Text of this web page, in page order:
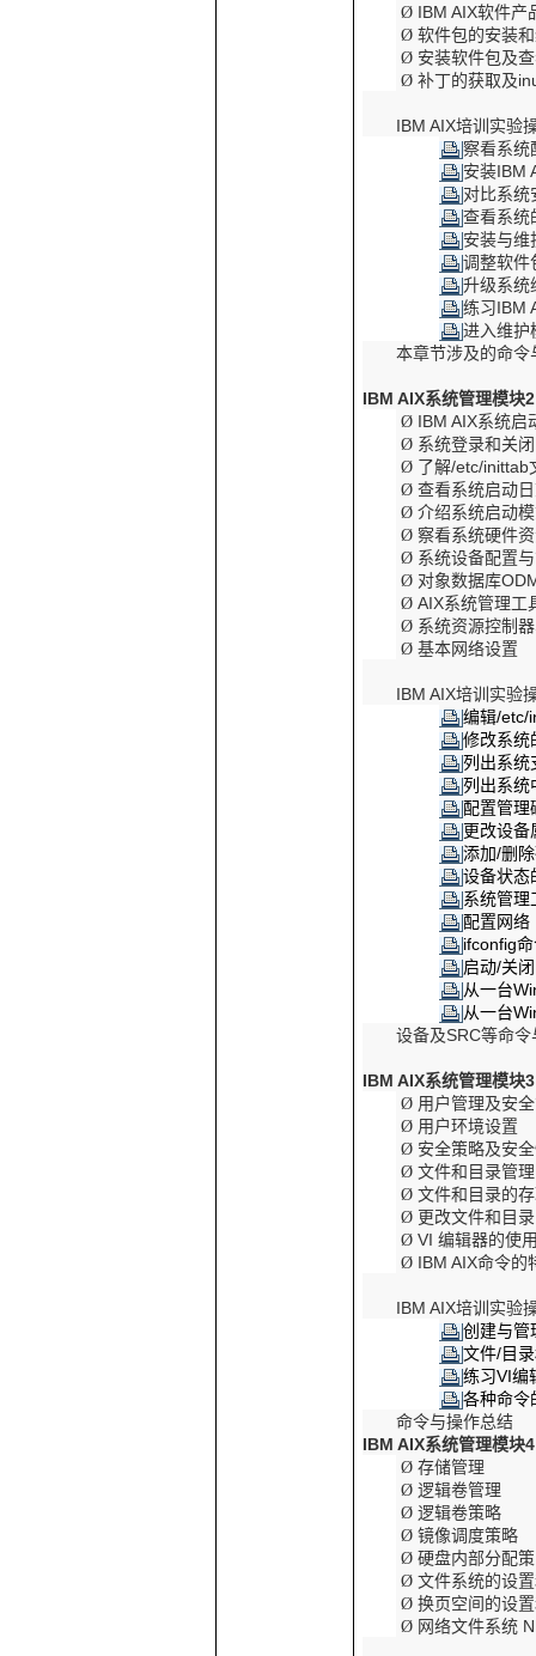
Ø IBM AIX软件产
Ø 软件包的安装
Ø 安装软件包及
Ø 补丁的获取及
IBM AIX培训实验
察看系统
安装IBM
对比系统
查看系统
安装与维
调整软件
升级系统
练习IBM
进入维护
本章节涉及的命令
IBM AIX系统管理模块2
Ø IBM AIX系统启
Ø 系统登录和关闭
Ø 了解/etc/inittab
Ø 查看系统启动
Ø 介绍系统启动
Ø 察看系统硬件
Ø 系统设备配置
Ø 对象数据库
Ø AIX系统管理工
Ø 系统资源控制器
Ø 基本网络设置
IBM AIX培训实验
编辑/etc/
修改系统
列出系统
列出系统
配置管理
更改设备
添加/删
设备状态
系统管理
配置网络
ifconfig
启动/关
从一台
从一台
设备及SRC等命令
IBM AIX系统管理模块3
Ø 用户管理及安
Ø 用户环境设置
Ø 安全策略及安
Ø 文件和目录管理
Ø 文件和目录的
Ø 更改文件和目
Ø VI编辑器的使
Ø IBM AIX命令的
IBM AIX培训实验
创建与管
文件/目
练习VI编
各种命令
命令与操作总结
IBM AIX系统管理模块4
Ø 存储管理
Ø 逻辑卷管理
Ø 逻辑卷策略
Ø 镜像调度策略
Ø 硬盘内部分配
Ø 文件系统的设
Ø 换页空间的设
Ø 网络文件系统